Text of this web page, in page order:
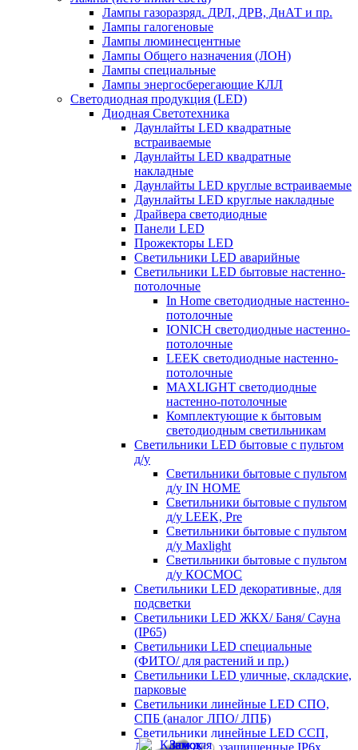
Лампы газоразряд. ДРЛ, ДРВ, ДнАТ и пр.
Лампы галогеновые
Лампы люминесцентные
Лампы Общего назначения (ЛОН)
Лампы специальные
Лампы энергосберегающие КЛЛ
Светодиодная продукция (LED)
Диодная Светотехника
Даунлайты LED квадратные
встраиваемые
Даунлайты LED квадратные
накладные
Даунлайты LED круглые встраиваемые
Даунлайты LED круглые накладные
Драйвера светодиодные
Панели LED
Прожекторы LED
Светильники LED аварийные
Светильники LED бытовые настенно-
потолочные
In Home светодиодные настенно-
потолочные
IONICH светодиодные настенно-
потолочные
LEEK светодиодные настенно-
потолочные
MAXLIGHT светодиодные
настенно-потолочные
Комплектующие к бытовым
светодиодным светильникам
Светильники LED бытовые с пультом
д/у
Светильники бытовые с пультом
д/у IN HOME
Светильники бытовые с пультом
д/у LEEK, Pre
Светильники бытовые с пультом
д/у Maxlight
Светильники бытовые с пультом
д/у КОСМОС
Светильники LED декоративные, для
подсветки
Светильники LED ЖКХ/ Баня/ Сауна
(IP65)
Светильники LED специальные
(ФИТО/ для растений и пр.)
Светильники LED уличные, складские,
парковые
Светильники линейные LED СПО,
СПБ (аналог ЛПО/ ЛПБ)
Светильники линейные LED ССП,